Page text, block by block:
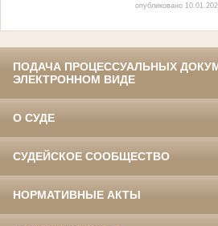
опубликовано
ПОДАЧА ПРОЦЕССУАЛЬНЫХ
ЭЛЕКТРОННОМ ВИДЕ
О СУДЕ
СУДЕЙСКОЕ СООБЩЕСТВО
НОРМАТИВНЫЕ АКТЫ